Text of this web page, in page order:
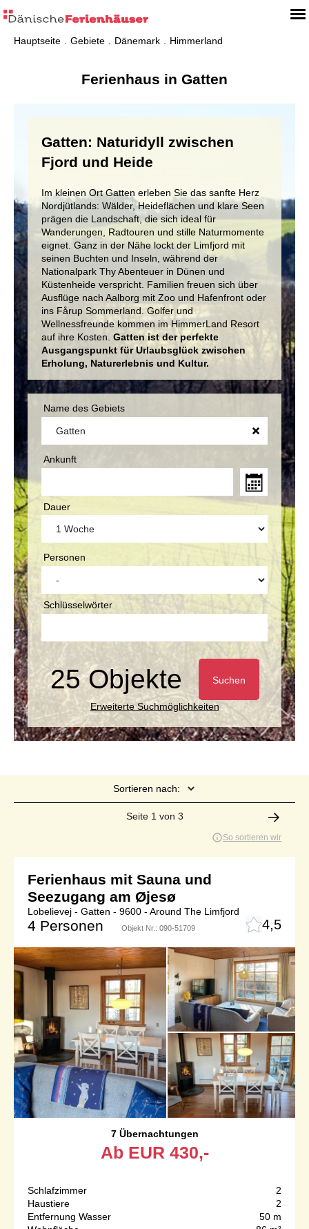
Hauptseite Gebiete Dänemark Himmerland
Ferienhaus in Gatten
Gatten: Naturidyll zwischen
Fjord und Heide
Im kleinen Ort Gatten erleben Sie das sanfte Herz
Nordjütlands: Wälder, Heideflächen und klare Seen
prägen die Landschaft, die sich ideal für
Wanderungen, Radtouren und stille Naturmomente
eignet. Ganz in der Nähe lockt der Limfjord mit
seinen Buchten und Inseln, während der
Nationalpark Thy Abenteuer in Dünen und
Küstenheide verspricht. Familien freuen sich über
Ausflüge nach Aalborg mit Zoo und Hafenfront oder
ins Fårup Sommerland. Golfer und
Wellnessfreunde kommen im HimmerLand Resort
auf ihre Kosten. Gatten ist der perfekte
Ausgangspunkt für Urlaubsglück zwischen
Erholung, Naturerlebnis und Kultur.
Name des Gebiets
Ankunft
Dauer
Personen
Schlüsselwörter
25 Objekte Suchen
Erweiterte Suchmöglichkeiten
Sortieren nach:
Seite 1 von 3
So sortieren wir
Ferienhaus mit Sauna und
Seezugang am Øjesø
Lobelievej - Gatten - 9600 - Around The Limfjord
4 Personen Objekt Nr.: 090-51709 4,5
7 Übernachtungen
Ab EUR 430,-
Schlafzimmer
2
Haustiere
2
Entfernung Wasser
50 m